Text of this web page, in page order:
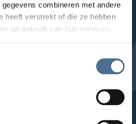
combineren met andere
heeft verstrekt of die ze hebben
uw gebruik van hun services.
Instagram